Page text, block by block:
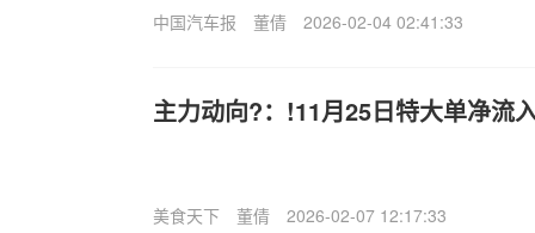
中国汽车报 董倩 2026-02-04 02:41:33
主力动向?：!11月25日特大单净流
美食天下 董倩 2026-02-07 12:17:33